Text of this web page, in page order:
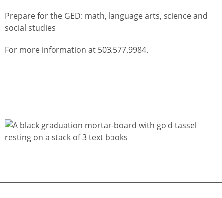
Prepare for the GED: math, language arts, science and
social studies
For more information at 503.577.9984.